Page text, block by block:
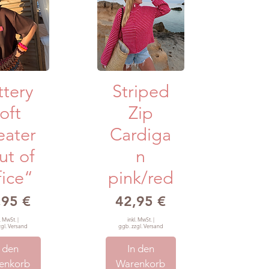
of
€
MwSt.|
Versand
den
Schnellansicht
Striped
Zip
Cardiga
n
pink/red
Preis
42,95 €
inkl. MwSt.|
ggb. zzgl. Versand
In den
Warenkorb